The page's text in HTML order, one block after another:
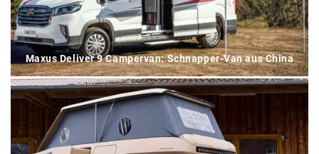
Maxus Deliver 9 Campervan: Schnapper-Van aus China